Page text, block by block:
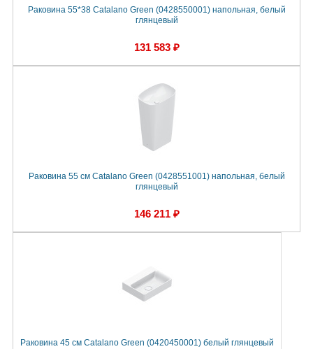
Раковина 55*38 Catalano Green (0428550001) напольная, белый
глянцевый
131 583 ₽
Раковина 55 см Catalano Green (0428551001) напольная, белый
глянцевый
146 211 ₽
Раковина 45 см Catalano Green (0420450001) белый глянцевый